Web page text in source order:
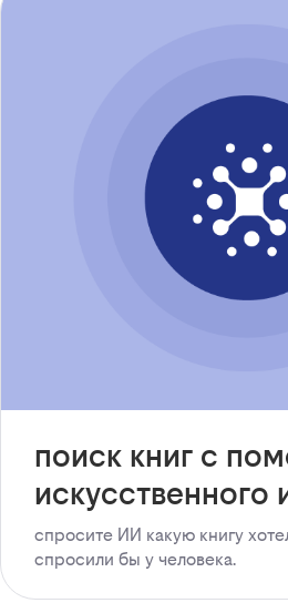
поиск книг с
искусственного
спросите ИИ какую книгу
спросили бы у человека.